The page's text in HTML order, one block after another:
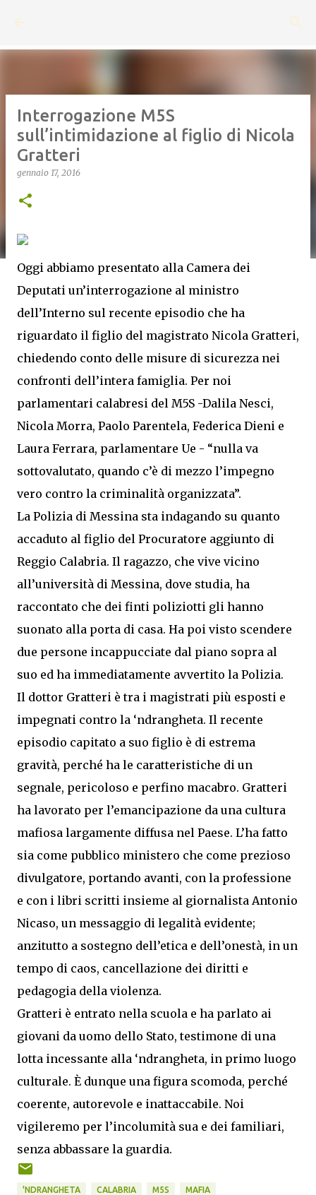
Interrogazione M5S
sull’intimidazione al figlio di Nicola
Gratteri
gennaio 17, 2016
Oggi abbiamo presentato alla Camera dei
Deputati un’interrogazione al ministro
dell’Interno sul recente episodio che ha
riguardato il figlio del magistrato Nicola Gratteri,
chiedendo conto delle misure di sicurezza nei
confronti dell’intera famiglia. Per noi
parlamentari calabresi del M5S -Dalila Nesci,
Nicola Morra, Paolo Parentela, Federica Dieni e
Laura Ferrara, parlamentare Ue - “nulla va
sottovalutato, quando c’è di mezzo l’impegno
vero contro la criminalità organizzata”.
La Polizia di Messina sta indagando su quanto
accaduto al figlio del Procuratore aggiunto di
Reggio Calabria. Il ragazzo, che vive vicino
all’università di Messina, dove studia, ha
raccontato che dei finti poliziotti gli hanno
suonato alla porta di casa. Ha poi visto scendere
due persone incappucciate dal piano sopra al
suo ed ha immediatamente avvertito la Polizia.
Il dottor Gratteri è tra i magistrati più esposti e
impegnati contro la ‘ndrangheta. Il recente
episodio capitato a suo figlio è di estrema
gravità, perché ha le caratteristiche di un
segnale, pericoloso e perfino macabro. Gratteri
ha lavorato per l’emancipazione da una cultura
mafiosa largamente diffusa nel Paese. L’ha fatto
sia come pubblico ministero che come prezioso
divulgatore, portando avanti, con la professione
e con i libri scritti insieme al giornalista Antonio
Nicaso, un messaggio di legalità evidente;
anzitutto a sostegno dell’etica e dell’onestà, in un
tempo di caos, cancellazione dei diritti e
pedagogia della violenza.
Gratteri è entrato nella scuola e ha parlato ai
giovani da uomo dello Stato, testimone di una
lotta incessante alla ‘ndrangheta, in primo luogo
culturale. È dunque una figura scomoda, perché
coerente, autorevole e inattaccabile. Noi
vigileremo per l’incolumità sua e dei familiari,
senza abbassare la guardia.
'NDRANGHETA CALABRIA M5S MAFIA